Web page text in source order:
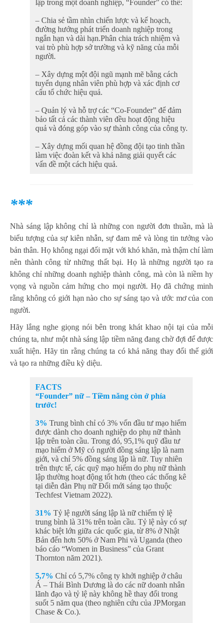
lập trong một doanh nghiệp, “Founder” có thể:
– Chia sẻ tầm nhìn chiến lược và kế hoạch,
đường hướng phát triển doanh nghiệp trong
ngắn hạn và dài hạn.Phân chia trách nhiệm và
vai trò phù hợp sở trường và kỹ năng của mỗi
người.
– Xây dựng một đội ngũ mạnh mẽ bằng cách
tuyển dụng nhân viên phù hợp và xác định cơ
cấu tổ chức hiệu quả.
– Quản lý và hỗ trợ các “Co-Founder” để đảm
bảo tất cả các thành viên đều hoạt động hiệu
quả và đóng góp vào sự thành công của công ty.
– Xây dựng mối quan hệ đồng đội tạo tinh thần
làm việc đoàn kết và khả năng giải quyết các
vấn đề một cách hiệu quả.
***
Nhà sáng lập không chỉ là những con người đơn thuần, mà là
biểu tượng của sự kiên nhẫn, sự đam mê và lòng tin tưởng vào
bản thân. Họ không ngại đối mặt với khó khăn, mà thậm chí làm
nên thành công từ những thất bại. Họ là những người tạo ra
không chỉ những doanh nghiệp thành công, mà còn là niềm hy
vọng và nguồn cảm hứng cho mọi người. Họ đã chứng minh
rằng không có giới hạn nào cho sự sáng tạo và ước mơ của con
người.
Hãy lắng nghe giọng nói bên trong khát khao nội tại của mỗi
chúng ta, như một nhà sáng lập tiềm năng đang chờ đợi để được
xuất hiện. Hãy tin rằng chúng ta có khả năng thay đổi thế giới
và tạo ra những điều kỳ diệu.
FACTS
“Founder” nữ – Tiềm năng còn ở phía
trước!
3% Trung bình chỉ có 3% vốn đầu tư mạo hiểm
được dành cho doanh nghiệp do phụ nữ thành
lập trên toàn cầu. Trong đó, 95,1% quỹ đầu tư
mạo hiểm ở Mỹ có người đồng sáng lập là nam
giới, và chỉ 5% đồng sáng lập là nữ. Tuy nhiên
trên thực tế, các quỹ mạo hiểm do phụ nữ thành
lập thường hoạt động tốt hơn (theo các thống kê
tại diễn đàn Phụ nữ Đổi mới sáng tạo thuộc
Techfest Vietnam 2022).
31% Tỷ lệ người sáng lập là nữ chiếm tỷ lệ
trung bình là 31% trên toàn cầu. Tỷ lệ này có sự
khác biệt lớn giữa các quốc gia, từ 8% ở Nhật
Bản đến hơn 50% ở Nam Phi và Uganda (theo
báo cáo “Women in Business” của Grant
Thornton năm 2021).
5,7% Chỉ có 5,7% công ty khởi nghiệp ở châu
Á – Thái Bình Dương là do các nữ doanh nhân
lãnh đạo và tỷ lệ này không hề thay đổi trong
suốt 5 năm qua (theo nghiên cứu của JPMorgan
Chase & Co.).